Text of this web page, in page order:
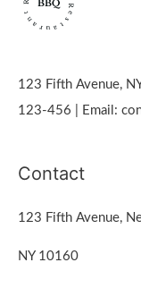
123 Fifth Avenue,
123-456 | Email:
Contact
123 Fifth Avenue,
NY 10160